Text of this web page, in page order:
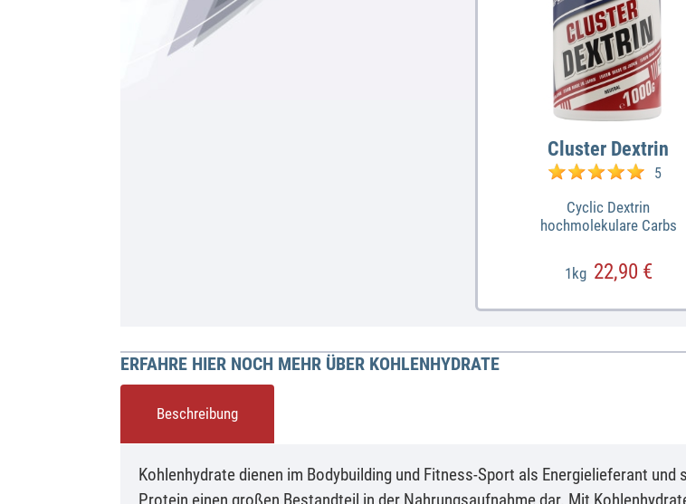
Cluster Dextrin
5
Cyclic Dextrin
hochmolekulare Carbs
1kg 22,90 €
ERFAHRE HIER NOCH MEHR ÜBER KOHLENHYDRATE
Beschreibung
Kohlenhydrate dienen im Bodybuilding und Fitness-Sport als Energielieferant und